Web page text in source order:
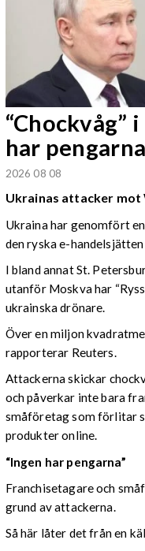
“Chockvåg”
har
2026 08 08
Ukrainas attacker
Ukraina har genomfört
den ryska e-
I bland annat St.
utanför Moskva har
ukrainska drönare.
Över en miljon
rapporterar Reuters.
Attackerna skickar
och påverkar inte bara
småföretag som förlitar
produkter online.
“Ingen har pengarna”
Franchisetagare och
grund av attackerna.
Så här låter det från en